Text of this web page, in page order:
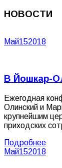
НОВОСТИ
Май152018
В Йошкар-
Ежегодная
Олинский и
крупнейшим
приходских
Подробнее
Май152018